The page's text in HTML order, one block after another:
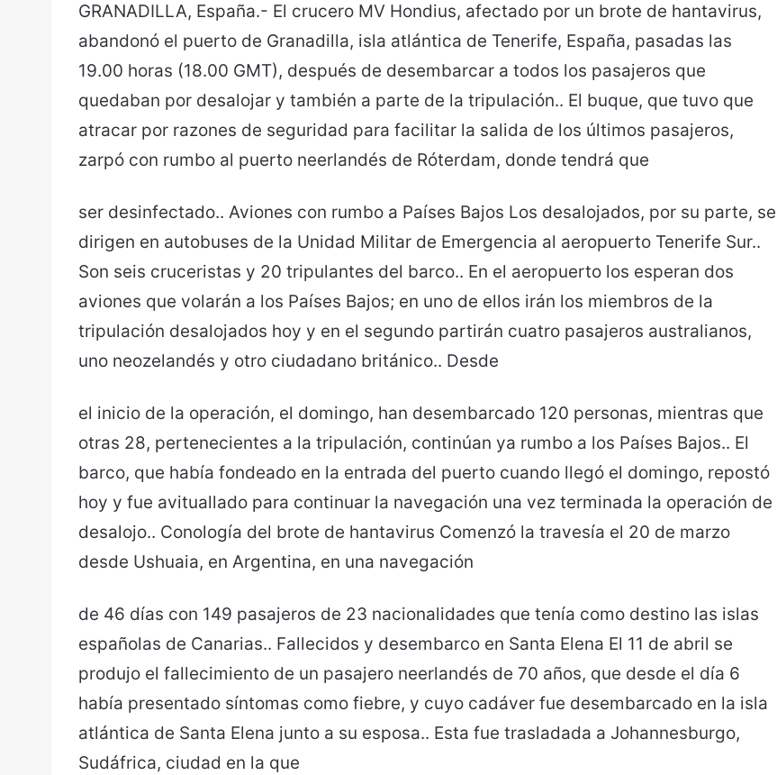
GRANADILLA, España.- El crucero MV Hondius, afectado por un brote de hantavirus,
abandonó el puerto de Granadilla, isla atlántica de Tenerife, España, pasadas las
19.00 horas (18.00 GMT), después de desembarcar a todos los pasajeros que
quedaban por desalojar y también a parte de la tripulación.. El buque, que tuvo que
atracar por razones de seguridad para facilitar la salida de los últimos pasajeros,
zarpó con rumbo al puerto neerlandés de Róterdam, donde tendrá que
ser desinfectado.. Aviones con rumbo a Países Bajos Los desalojados, por su parte, se
dirigen en autobuses de la Unidad Militar de Emergencia al aeropuerto Tenerife Sur..
Son seis cruceristas y 20 tripulantes del barco.. En el aeropuerto los esperan dos
aviones que volarán a los Países Bajos; en uno de ellos irán los miembros de la
tripulación desalojados hoy y en el segundo partirán cuatro pasajeros australianos,
uno neozelandés y otro ciudadano británico.. Desde
el inicio de la operación, el domingo, han desembarcado 120 personas, mientras que
otras 28, pertenecientes a la tripulación, continúan ya rumbo a los Países Bajos.. El
barco, que había fondeado en la entrada del puerto cuando llegó el domingo, repostó
hoy y fue avituallado para continuar la navegación una vez terminada la operación de
desalojo.. Conología del brote de hantavirus Comenzó la travesía el 20 de marzo
desde Ushuaia, en Argentina, en una navegación
de 46 días con 149 pasajeros de 23 nacionalidades que tenía como destino las islas
españolas de Canarias.. Fallecidos y desembarco en Santa Elena El 11 de abril se
produjo el fallecimiento de un pasajero neerlandés de 70 años, que desde el día 6
había presentado síntomas como fiebre, y cuyo cadáver fue desembarcado en la isla
atlántica de Santa Elena junto a su esposa.. Esta fue trasladada a Johannesburgo,
Sudáfrica, ciudad en la que